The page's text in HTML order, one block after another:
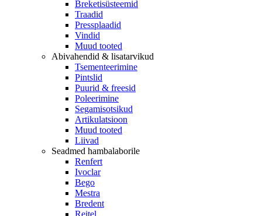
Breketisüsteemid
Traadid
Pressplaadid
Vindid
Muud tooted
Abivahendid & lisatarvikud
Tsementeerimine
Pintslid
Puurid & freesid
Poleerimine
Segamisotsikud
Artikulatsioon
Muud tooted
Liivad
Seadmed hambalaborile
Renfert
Ivoclar
Bego
Mestra
Bredent
Reitel